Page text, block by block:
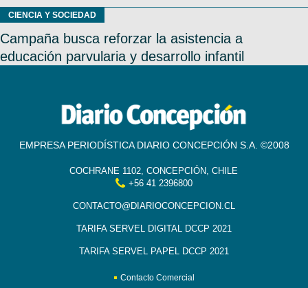
CIENCIA Y SOCIEDAD
Campaña busca reforzar la asistencia a
educación parvularia y desarrollo infantil
EMPRESA PERIODÍSTICA DIARIO CONCEPCIÓN S.A. ©2008
COCHRANE 1102, CONCEPCIÓN, CHILE
+56 41 2396800
CONTACTO@DIARIOCONCEPCION.CL
TARIFA SERVEL DIGITAL DCCP 2021
TARIFA SERVEL PAPEL DCCP 2021
Contacto Comercial